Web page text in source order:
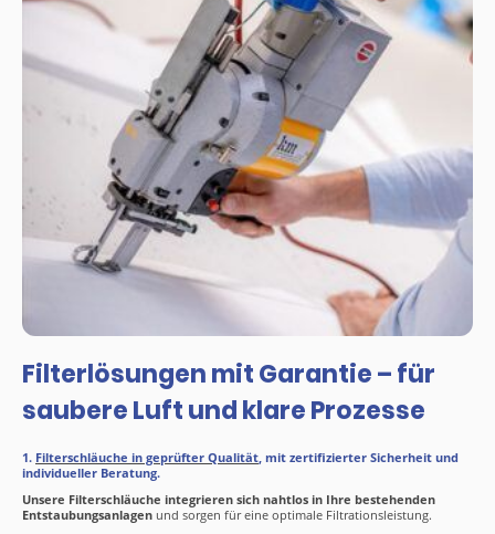
Filterlösungen mit Garantie – für
saubere Luft und klare Prozesse
1. Filterschläuche in geprüfter Qualität , mit zertifizierter Sicherheit und
individueller Beratung.
Unsere Filterschläuche integrieren sich nahtlos in Ihre bestehenden
Entstaubungsanlagen und sorgen für eine optimale Filtrationsleistung.